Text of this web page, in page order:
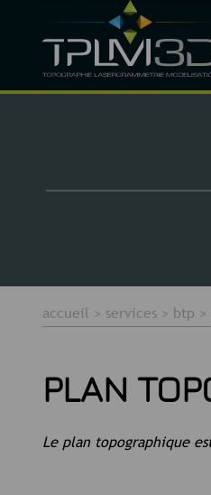
accueil > services > btp >
PLAN
Le plan topographique